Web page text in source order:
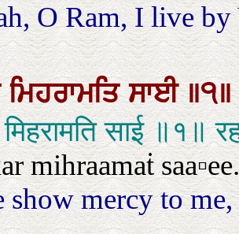
O Ram, I live by
ਮਿਹਰਾਮਤਿਸਾਈ
साई ॥१॥
mihraamaṫ
show mercy to me,